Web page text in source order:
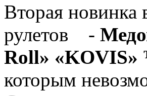
Вторая новинка
рулетов -
Roll»
которым